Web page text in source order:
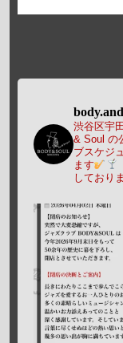
渋谷区宇
& Soul の
ブスケジ
ます
しており